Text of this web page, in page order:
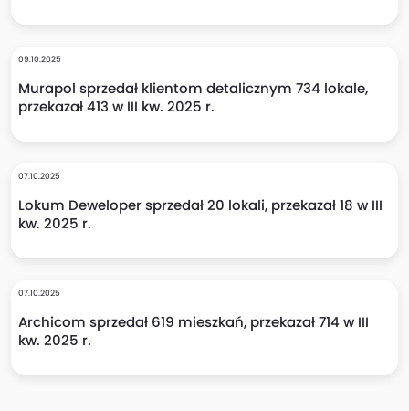
09.10.2025
Murapol sprzedał klientom detalicznym 734 lokale,
przekazał 413 w III kw. 2025 r.
07.10.2025
Lokum Deweloper sprzedał 20 lokali, przekazał 18 w III
kw. 2025 r.
07.10.2025
Archicom sprzedał 619 mieszkań, przekazał 714 w III
kw. 2025 r.